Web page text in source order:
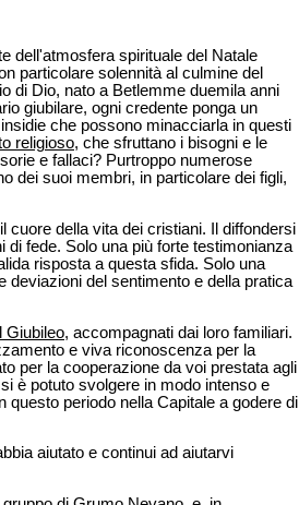
dell'atmosfera spirituale del Natale
particolare solennità al culmine del
di Dio, nato a Betlemme duemila anni
giubilare, ogni credente ponga un
che possono minacciarla in questi
religioso, che sfruttano i bisogni e le
e fallaci? Purtroppo numerose
dei suoi membri, in particolare dei figli,
cuore della vita dei cristiani. Il diffondersi
fede. Solo una più forte testimonianza
risposta a questa sfida. Solo una
del sentimento e della pratica
Giubileo, accompagnati dai loro familiari.
e viva riconoscenza per la
per la cooperazione da voi prestata agli
è potuto svolgere in modo intenso e
questo periodo nella Capitale a godere di
aiutato e continui ad aiutarvi